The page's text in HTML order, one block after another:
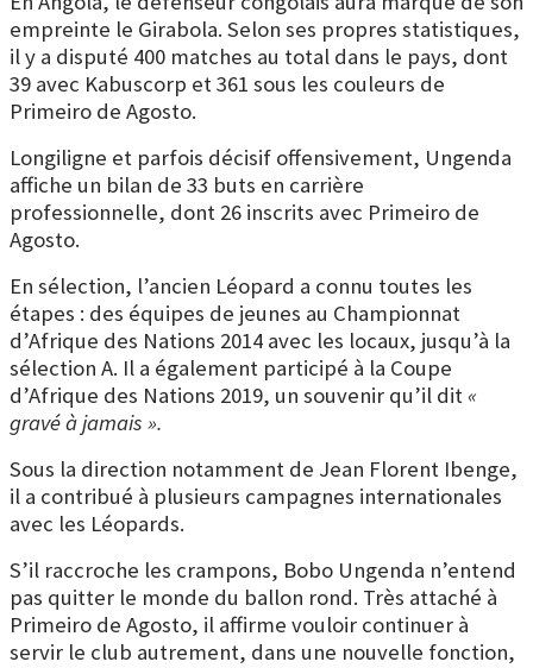
empreinte le Girabola. Selon ses propres statistiques,
il y a disputé 400 matches au total dans le pays, dont
39 avec Kabuscorp et 361 sous les couleurs de
Primeiro de Agosto.
Longiligne et parfois décisif offensivement, Ungenda
affiche un bilan de 33 buts en carrière
professionnelle, dont 26 inscrits avec Primeiro de
Agosto.
En sélection, l’ancien Léopard a connu toutes les
étapes : des équipes de jeunes au Championnat
d’Afrique des Nations 2014 avec les locaux, jusqu’à la
sélection A. Il a également participé à la Coupe
d’Afrique des Nations 2019, un souvenir qu’il dit«
gravé à jamais ».
Sous la direction notamment de Jean Florent Ibenge,
il a contribué à plusieurs campagnes internationales
avec les Léopards.
S’il raccroche les crampons, Bobo Ungenda n’entend
pas quitter le monde du ballon rond. Très attaché à
Primeiro de Agosto, il affirme vouloir continuer à
servir le club autrement, dans une nouvelle fonction,